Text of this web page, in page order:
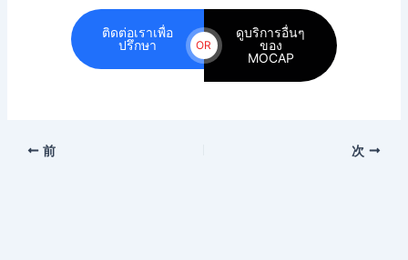
ติดต่อเราเพื่อ
ปรึกษา
OR
ดูบริการอื่นๆ
ของ
MOCAP
前 次